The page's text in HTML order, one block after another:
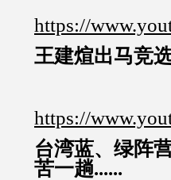
https://
王建煊出马竞
https://
台湾蓝、绿阵
苦一趟......